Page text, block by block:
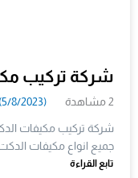
شركة تركيب
2 مشاهدة (5/8/2023)
شركة تركيب مكيفات
جميع انواع مكيفات الدكت
تابع القراءة